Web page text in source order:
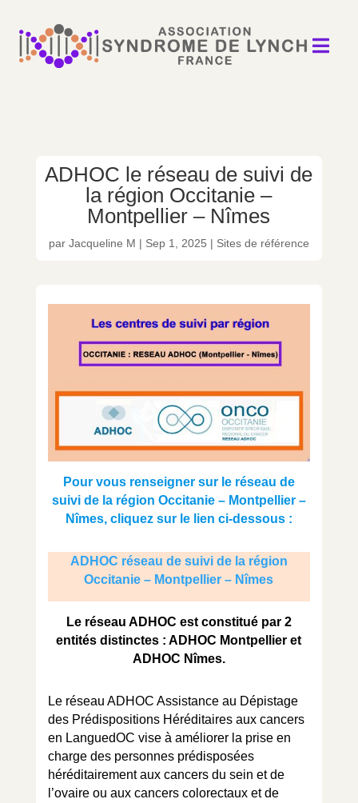

ADHOC le réseau de suivi de
la région Occitanie –
Montpellier – Nîmes
par Jacqueline M | Sep 1, 2025 | Sites de référence
Pour vous renseigner sur le réseau de
suivi de la région Occitanie – Montpellier –
Nîmes, cliquez sur le lien ci-dessous :
ADHOC réseau de suivi de la région
Occitanie – Montpellier – Nîmes
Le réseau ADHOC est constitué par 2
entités distinctes : ADHOC Montpellier et
ADHOC Nîmes.
Le réseau ADHOC Assistance au Dépistage
des Prédispositions Héréditaires aux cancers
en LanguedOC vise à améliorer la prise en
charge des personnes prédisposées
héréditairement aux cancers du sein et de
l’ovaire ou aux cancers colorectaux et de